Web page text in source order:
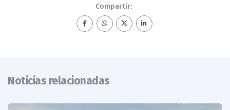
Compartir:
Noticias relacionadas